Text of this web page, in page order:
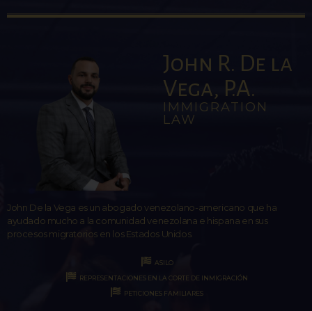
John R. De la
Vega, P.A.
IMMIGRATION
LAW
John De la Vega es un abogado venezolano-americano que ha
ayudado mucho a la comunidad venezolana e hispana en sus
procesos migratorios en los Estados Unidos.
ASILO
REPRESENTACIONES EN LA CORTE DE INMIGRACIÓN
PETICIONES FAMILIARES